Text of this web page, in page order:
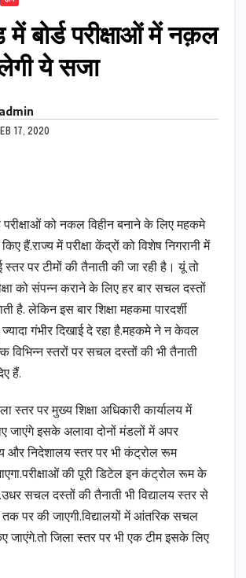
में बोर्ड परीक्षाओं में नक़ल
ये सजा
admin
17, 2020
परीक्षाओं को नकल विहीन बनाने के लिए महकमे
हैं.राज्य में परीक्षा केंद्रों को विशेष निगरानी में
पर टीमों की तैनाती की जा रही है। यूं तो
को संपन्न कराने के लिए हर बार सचल दस्तों
है. लेकिन इस बार शिक्षा महकमा पारदर्शी
ज्यादा गंभीर दिखाई दे रहा है.महकमे ने न केवल
विभिन्न स्तरों पर सचल दस्तों की भी तैनाती
हैं.
स्तर पर मुख्य शिक्षा अधिकारी कार्यालय में
जाएंगे इसके अलावा दोनों मंडलों में अपर
और निदेशालय स्तर पर भी कंट्रोल रूम
की पूरी डिटेल इन कंट्रोल रूम के
सचल दस्तों की तैनाती भी विद्यालय स्तर से
पर की जाएगी.विद्यालयों में आंतरिक सचल
जाएंगे.तो जिला स्तर पर भी एक टीम इसके लिए